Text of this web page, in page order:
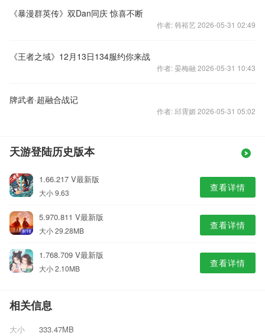
《暴漫群英传》双Dan同庆 惊喜不断
作者: 韩裕艺 2026-05-31 02:49
《王者之域》12月13日134服约你来战
作者: 晏梅融 2026-05-31 10:43
牌武者·超融合战记
作者: 邱霄媚 2026-05-31 05:02
天游登陆历史版本
1.66.217 V最新版
大小 9.63 查看详情
5.970.811 V最新版
大小 29.28MB 查看详情
1.768.709 V最新版
大小 2.10MB 查看详情
相关信息
大小
333.47MB